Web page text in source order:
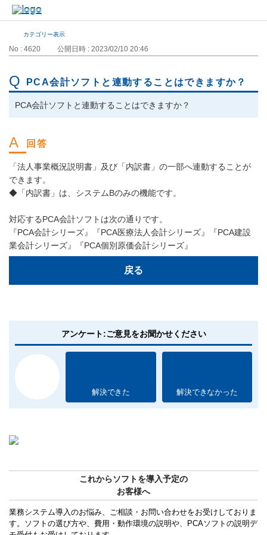
カテゴリー表示
No : 4620 公開日時 : 2023/02/10 20:46
PCA会計ソフトと連動することはできますか？
PCA会計ソフトと連動することはできますか？
「法人事業概況説明書」及び「内訳書」の一部へ連動することが
できます。
◆「内訳書」は、システムBのみの機能です。
対応するPCA会計ソフトは次の通りです。
『PCA会計シリーズ』『PCA医療法人会計シリーズ』『PCA建設
業会計シリーズ』『PCA個別原価会計シリーズ』
戻る
アンケート:ご意見をお聞かせください
解決できた 解決できなかった
これからソフトを導入予定の
お客様へ
業務システム導入のお悩み、ご相談・お問い合わせをお受けしておりま
す。ソフトの選び方や、費用・動作環境の説明や、PCAソフトの説明デ